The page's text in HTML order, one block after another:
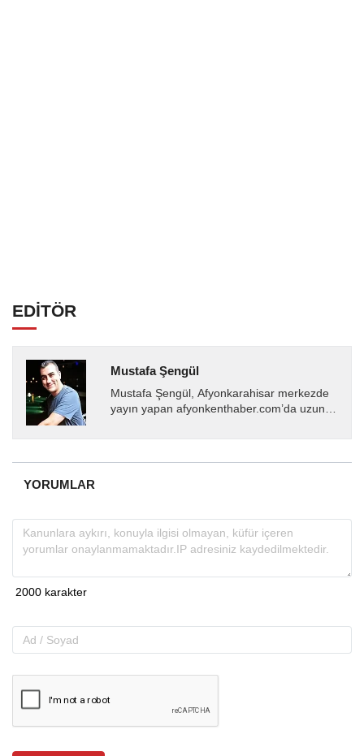
EDİTÖR
Mustafa Şengül
Mustafa Şengül, Afyonkarahisar merkezde
yayın yapan afyonkenthaber.com’da uzun
almakta, haber akışı...
YORUMLAR